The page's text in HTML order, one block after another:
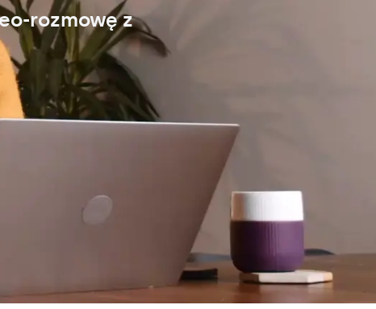
rozmowę z